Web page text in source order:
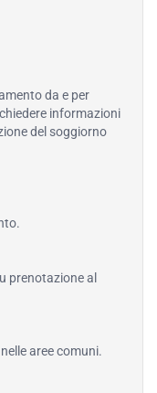
da e per
informazioni
del soggiorno
prenotazione al
aree comuni.